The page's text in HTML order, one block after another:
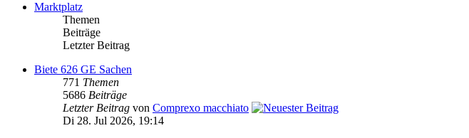
Marktplatz
Themen
Beiträge
Letzter Beitrag
Biete 626 GE Sachen
771 Themen
5686 Beiträge
Letzter Beitrag von Comprexo macchiato
Di 28. Jul 2026, 19:14